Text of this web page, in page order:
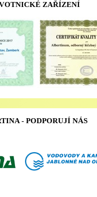
ZAŘÍZENÍ
- PODPORUJÍ NÁS